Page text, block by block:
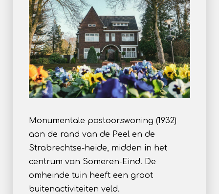
Monumentale pastoorswoning (1932)
aan de rand van de Peel en de
Strabrechtse-heide, midden in het
centrum van Someren-Eind. De
omheinde tuin heeft een groot
buitenactiviteiten veld.